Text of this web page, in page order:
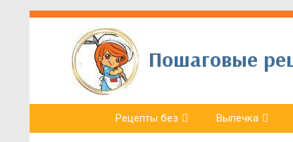
Пошаговые
Рецепты без Выпечка